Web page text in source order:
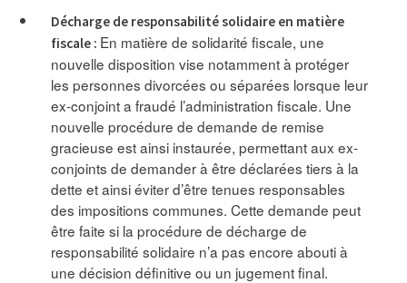
Décharge de responsabilité solidaire en matière
fiscale : En matière de solidarité fiscale, une
nouvelle disposition vise notamment à protéger
les personnes divorcées ou séparées lorsque leur
ex-conjoint a fraudé l’administration fiscale. Une
nouvelle procédure de demande de remise
gracieuse est ainsi instaurée, permettant aux ex-
conjoints de demander à être déclarées tiers à la
dette et ainsi éviter d’être tenues responsables
des impositions communes. Cette demande peut
être faite si la procédure de décharge de
responsabilité solidaire n’a pas encore abouti à
une décision définitive ou un jugement final.